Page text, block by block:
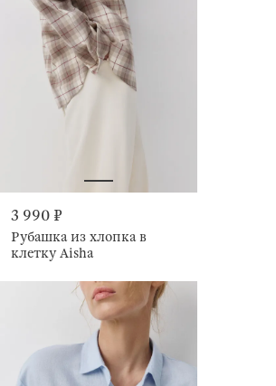
3 990 ₽
Рубашка из хлопка в
клетку Aisha